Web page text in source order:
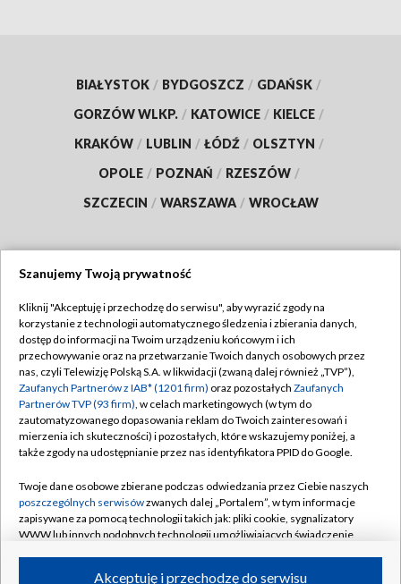
BIAŁYSTOK / BYDGOSZCZ / GDAŃSK /
GORZÓW WLKP. / KATOWICE / KIELCE /
KRAKÓW / LUBLIN / ŁÓDŹ / OLSZTYN /
OPOLE / POZNAŃ / RZESZÓW /
SZCZECIN / WARSZAWA / WROCŁAW
TVP
Abonament TVP
Emisja w TVP
Centrum informacji TVP
Naziemna Telewizja Cyfrowa
Rada Programowa
System NOS
Informacje o nadawcy
Regulamin TVP
Polityka prywatności
Moje zgody
Pomoc
Kontakt
Kanały
Szanujemy Twoją prywatność
Kliknij "Akceptuję i przechodzę do serwisu", aby wyrazić zgody na
korzystanie z technologii automatycznego śledzenia i zbierania danych,
dostęp do informacji na Twoim urządzeniu końcowym i ich
przechowywanie oraz na przetwarzanie Twoich danych osobowych przez
nas, czyli Telewizję Polską S.A. w likwidacji (zwaną dalej również „TVP”),
Zaufanych Partnerów z IAB* (1201 firm) oraz pozostałych Zaufanych
Partnerów TVP (93 firm), w celach marketingowych (w tym do
zautomatyzowanego dopasowania reklam do Twoich zainteresowań i
mierzenia ich skuteczności) i pozostałych, które wskazujemy poniżej, a
także zgody na udostępnianie przez nas identyfikatora PPID do Google.
Twoje dane osobowe zbierane podczas odwiedzania przez Ciebie naszych
poszczególnych serwisówzwanych dalej „Portalem”, w tym informacje
zapisywane za pomocą technologii takich jak: pliki cookie, sygnalizatory
WWW lub innych podobnych technologii umożliwiających świadczenie
Akceptuję i przechodzę do serwisu